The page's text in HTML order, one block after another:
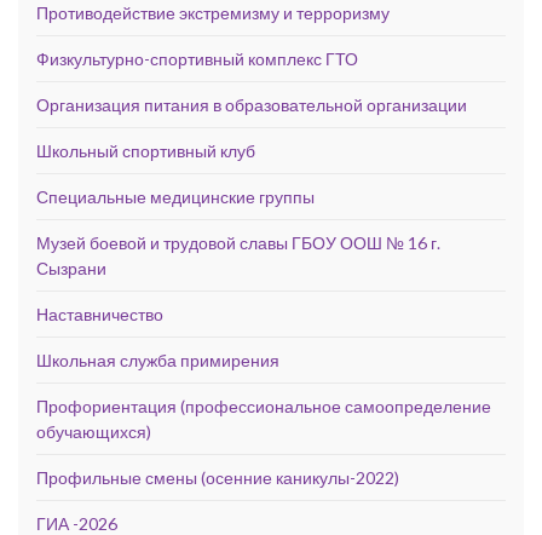
Противодействие экстремизму и терроризму
Физкультурно-спортивный комплекс ГТО
Организация питания в образовательной организации
Школьный спортивный клуб
Специальные медицинские группы
Музей боевой и трудовой славы ГБОУ ООШ № 16 г.
Сызрани
Наставничество
Школьная служба примирения
Профориентация (профессиональное самоопределение
обучающихся)
Профильные смены (осенние каникулы-2022)
ГИА -2026